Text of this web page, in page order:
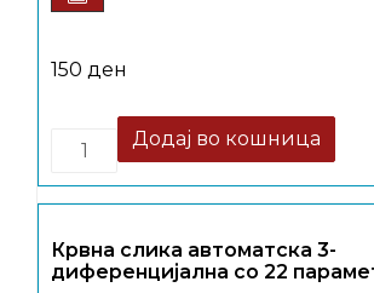
150 ден
Quantity
Додај во кошница
Крвна слика автоматска 3-
диференцијална со 22